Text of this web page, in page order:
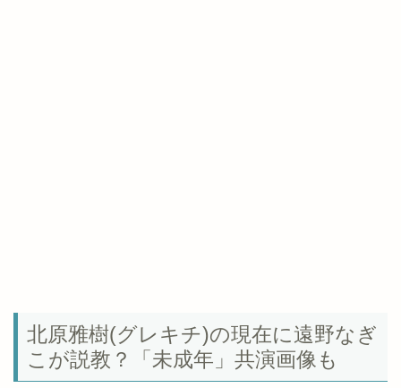
北原雅樹(グレキチ)の現在に遠野なぎ
こが説教？「未成年」共演画像も